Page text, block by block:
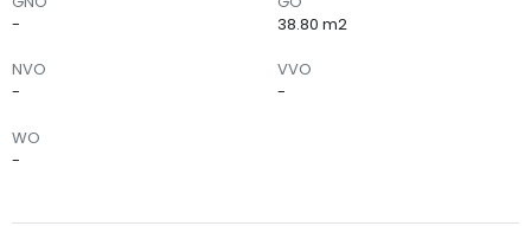
-
38.80 m2
NVO
-
VVO
-
WO
-